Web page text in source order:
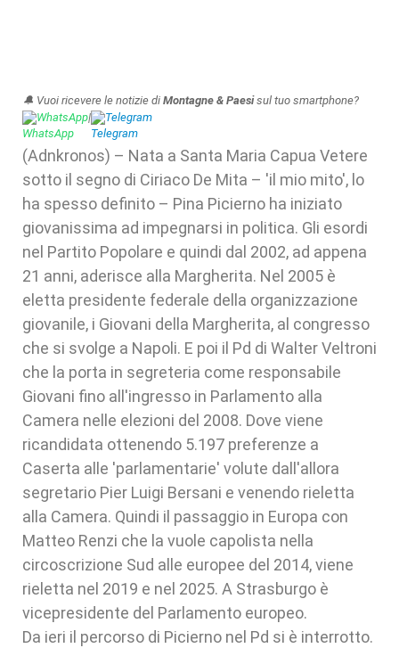
🔔 Vuoi ricevere le notizie di Montagne & Paesisul tuo smartphone?
WhatsApp| Telegram
(Adnkronos) – Nata a Santa Maria Capua Vetere
sotto il segno di Ciriaco De Mita – 'il mio mito', lo
ha spesso definito – Pina Picierno ha iniziato
giovanissima ad impegnarsi in politica. Gli esordi
nel Partito Popolare e quindi dal 2002, ad appena
21 anni, aderisce alla Margherita. Nel 2005 è
eletta presidente federale della organizzazione
giovanile, i Giovani della Margherita, al congresso
che si svolge a Napoli. E poi il Pd di Walter Veltroni
che la porta in segreteria come responsabile
Giovani fino all'ingresso in Parlamento alla
Camera nelle elezioni del 2008. Dove viene
ricandidata ottenendo 5.197 preferenze a
Caserta alle 'parlamentarie' volute dall'allora
segretario Pier Luigi Bersani e venendo rieletta
alla Camera. Quindi il passaggio in Europa con
Matteo Renzi che la vuole capolista nella
circoscrizione Sud alle europee del 2014, viene
rieletta nel 2019 e nel 2025. A Strasburgo è
vicepresidente del Parlamento europeo.
Da ieri il percorso di Picierno nel Pd si è interrotto.